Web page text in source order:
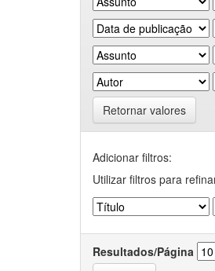
Retornar valores
Adicionar filtros:
Utilizar filtros para
Resultados/Página